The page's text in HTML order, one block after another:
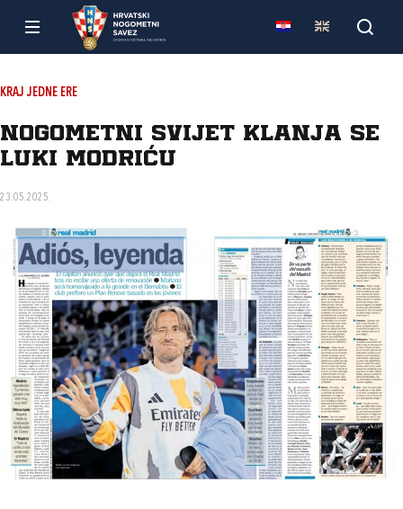
KRAJ JEDNE ERE
Nogometni svijet klanja se
Luki Modriću
23.05.2025.